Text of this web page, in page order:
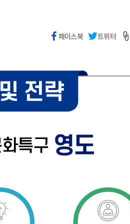
페이스북 트위터